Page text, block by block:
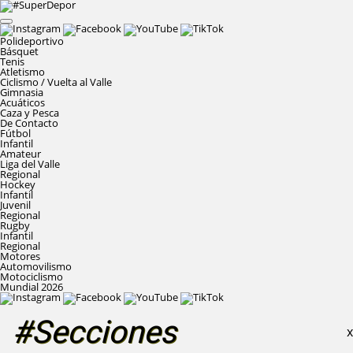
Polideportivo
Básquet
Tenis
Atletismo
Ciclismo / Vuelta al Valle
Gimnasia
Acuáticos
Caza y Pesca
De Contacto
Fútbol
Infantil
Amateur
Liga del Valle
Regional
Hockey
Infantil
Juvenil
Regional
Rugby
Infantil
Regional
Motores
Automovilismo
Motociclismo
Mundial 2026
#Secciones X